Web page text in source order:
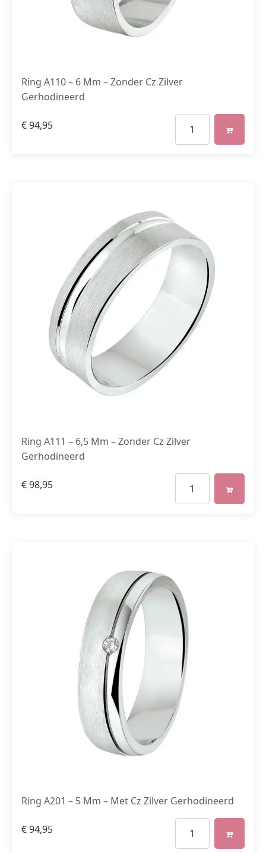
Ring A110 – 6 Mm – Zonder Cz Zilver
Gerhodineerd
€94,95
Ring A111 – 6,5 Mm – Zonder Cz Zilver
Gerhodineerd
€98,95
Ring A201 – 5 Mm – Met Cz Zilver Gerhodineerd
€94,95